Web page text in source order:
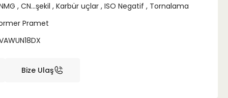
, CN...şekil , Karbür uçlar , ISO Negatif , Tornalama
Pramet
Bize Ulaş